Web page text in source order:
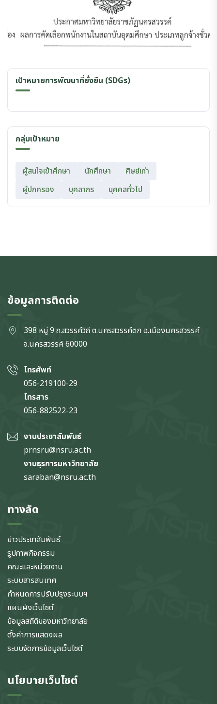
เป้าหมายการพัฒนาที่ยั่งยืน (SDGs)
กลุ่มเป้าหมาย
ผู้สนใจเข้าศึกษา นักศึกษา
ศิษย์เก่า
ผู้ปกครอง
บุคลากร บุคคลทั่วไป
ข้อมูลการติดต่อ
398 หมู่ 9 ถ.สวรรค์วิถี ต.นครสวรรค์ตก อ.เมืองนครสวรรค์
จ.นครสวรรค์60000
โทรศัพท์
056-219100-29
โทรสาร
056-882522-23
งานประชาสัมพันธ์
prnsru@nsru.ac.th
งานธุรการมหาวิทยาลัย
saraban@nsru.ac.th
ทางลัด
ข่าวประชาสัมพันธ์
รูปภาพกิจกรรม
คณะและหน่วยงาน
ระบบสารสนเทศ
กำหนดการปรับปรุงระบบฯ
แผนผังเว็บไซต์
ข้อมูลสถิติของมหาวิทยาลัย
ตั้งค่าการแสดงผล
ระบบจัดการข้อมูลเว็บไซต์
นโยบายเว็บไซต์